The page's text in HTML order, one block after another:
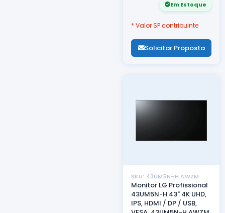
Em Estoque
* Valor SP contribuinte
Solicitar Proposta
SKU: 43UM5N-H.AWZM
Monitor LG Profissional
43UM5N-H 43" 4K UHD,
IPS, HDMI / DP / USB,